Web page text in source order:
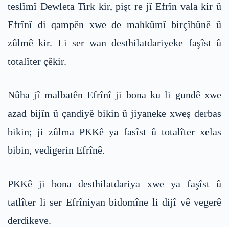
teslîmî Dewleta Tirk kir, pişt re jî Efrîn vala kir û
Efrînî di qampên xwe de mahkûmî birçîbûnê û
zûlmê kir. Li ser wan desthilatdariyeke faşîst û
totalîter çêkir.
Nûha jî malbatên Efrînî ji bona ku li gundê xwe
azad bijîn û çandiyê bikin û jiyaneke xweş derbas
bikin; ji zûlma PKKê ya fasîst û totalîter xelas
bibin, vedigerin Efrînê.
PKKê ji bona desthilatdariya xwe ya faşîst û
tatlîter li ser Efrîniyan bidomîne li dijî vê vegerê
derdikeve.